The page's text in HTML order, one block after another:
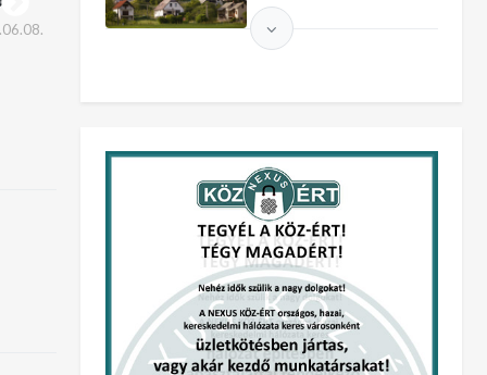
képes a teremtésre
szívem…